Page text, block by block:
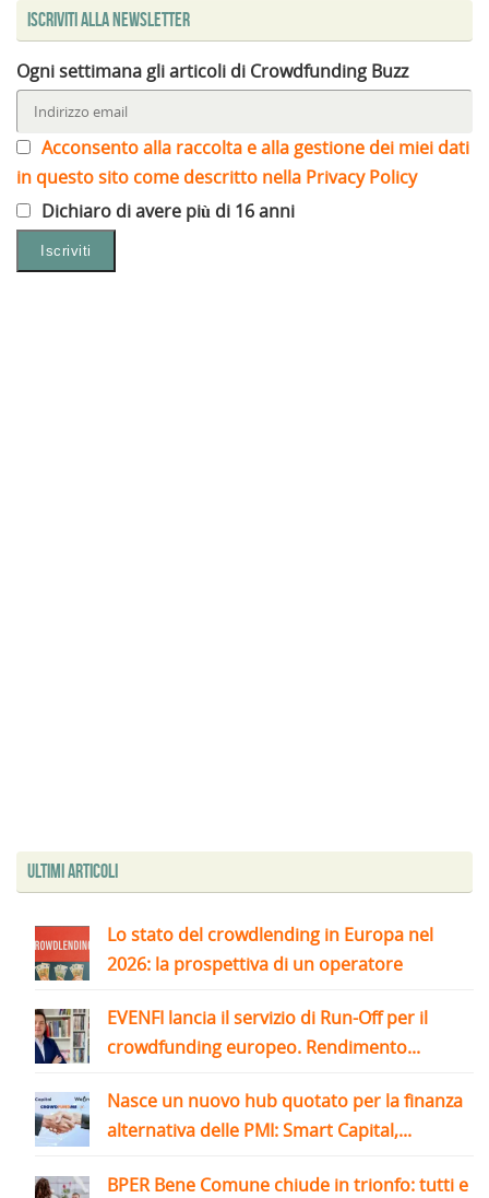
Iscriviti alla Newsletter
Ogni settimana gli articoli di Crowdfunding Buzz
Acconsento alla raccolta e alla gestione dei miei dati
in questo sito come descritto nella Privacy Policy
Dichiaro di avere più di 16 anni
Ultimi articoli
Lo stato del crowdlending in Europa nel
2026: la prospettiva di un operatore
EVENFI lancia il servizio di Run-Off per il
crowdfunding europeo. Rendimento...
Nasce un nuovo hub quotato per la finanza
alternativa delle PMI: Smart Capital,...
BPER Bene Comune chiude in trionfo: tutti e